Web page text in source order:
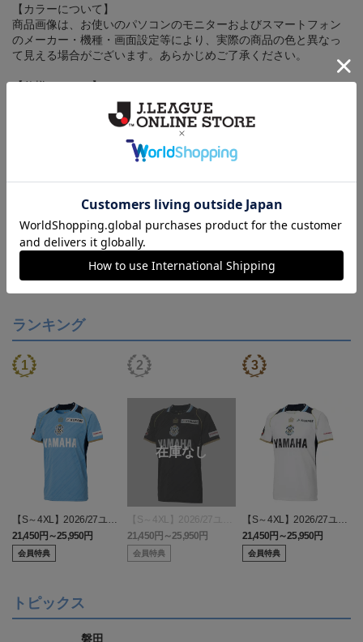
【カラーについて】
商品画像は、お使いのパソコンのモニターおよびスマートフォン
のメーカー・機種・画面設定等により、実際の商品の色と異なっ
て見える場合がございます。あらかじめご了承ください。
【仕様について】
取り扱い商品によっては、パッケージやデザインなどの仕様が予
告なく変更になることがございます。
ギフト対応について
ヘルプページ
ランキング
【S～4XL】2026/27ユニ
フォーム オーセンティッ
クモデル:FP1st
21,450円～25,950円
会員特典
【S～4XL】2026/27ユニ
フォーム オーセンティッ
クモデル:GK
21,450円～25,950円
会員特典
【S～4XL】2026/27ユニ
フォーム オーセンティッ
クモデル:FP2nd
21,450円～25,950円
会員特典
トピックス
磐田